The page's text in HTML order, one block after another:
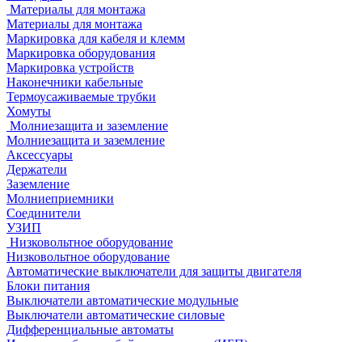
Материалы для монтажа
Материалы для монтажа
Маркировка для кабеля и клемм
Маркировка оборудования
Маркировка устройств
Наконечники кабельные
Термоусаживаемые трубки
Хомуты
Молниезащита и заземление
Молниезащита и заземление
Аксессуары
Держатели
Заземление
Молниеприемники
Соединители
УЗИП
Низковольтное оборудование
Низковольтное оборудование
Автоматические выключатели для защиты двигателя
Блоки питания
Выключатели автоматические модульные
Выключатели автоматические силовые
Дифференциальные автоматы